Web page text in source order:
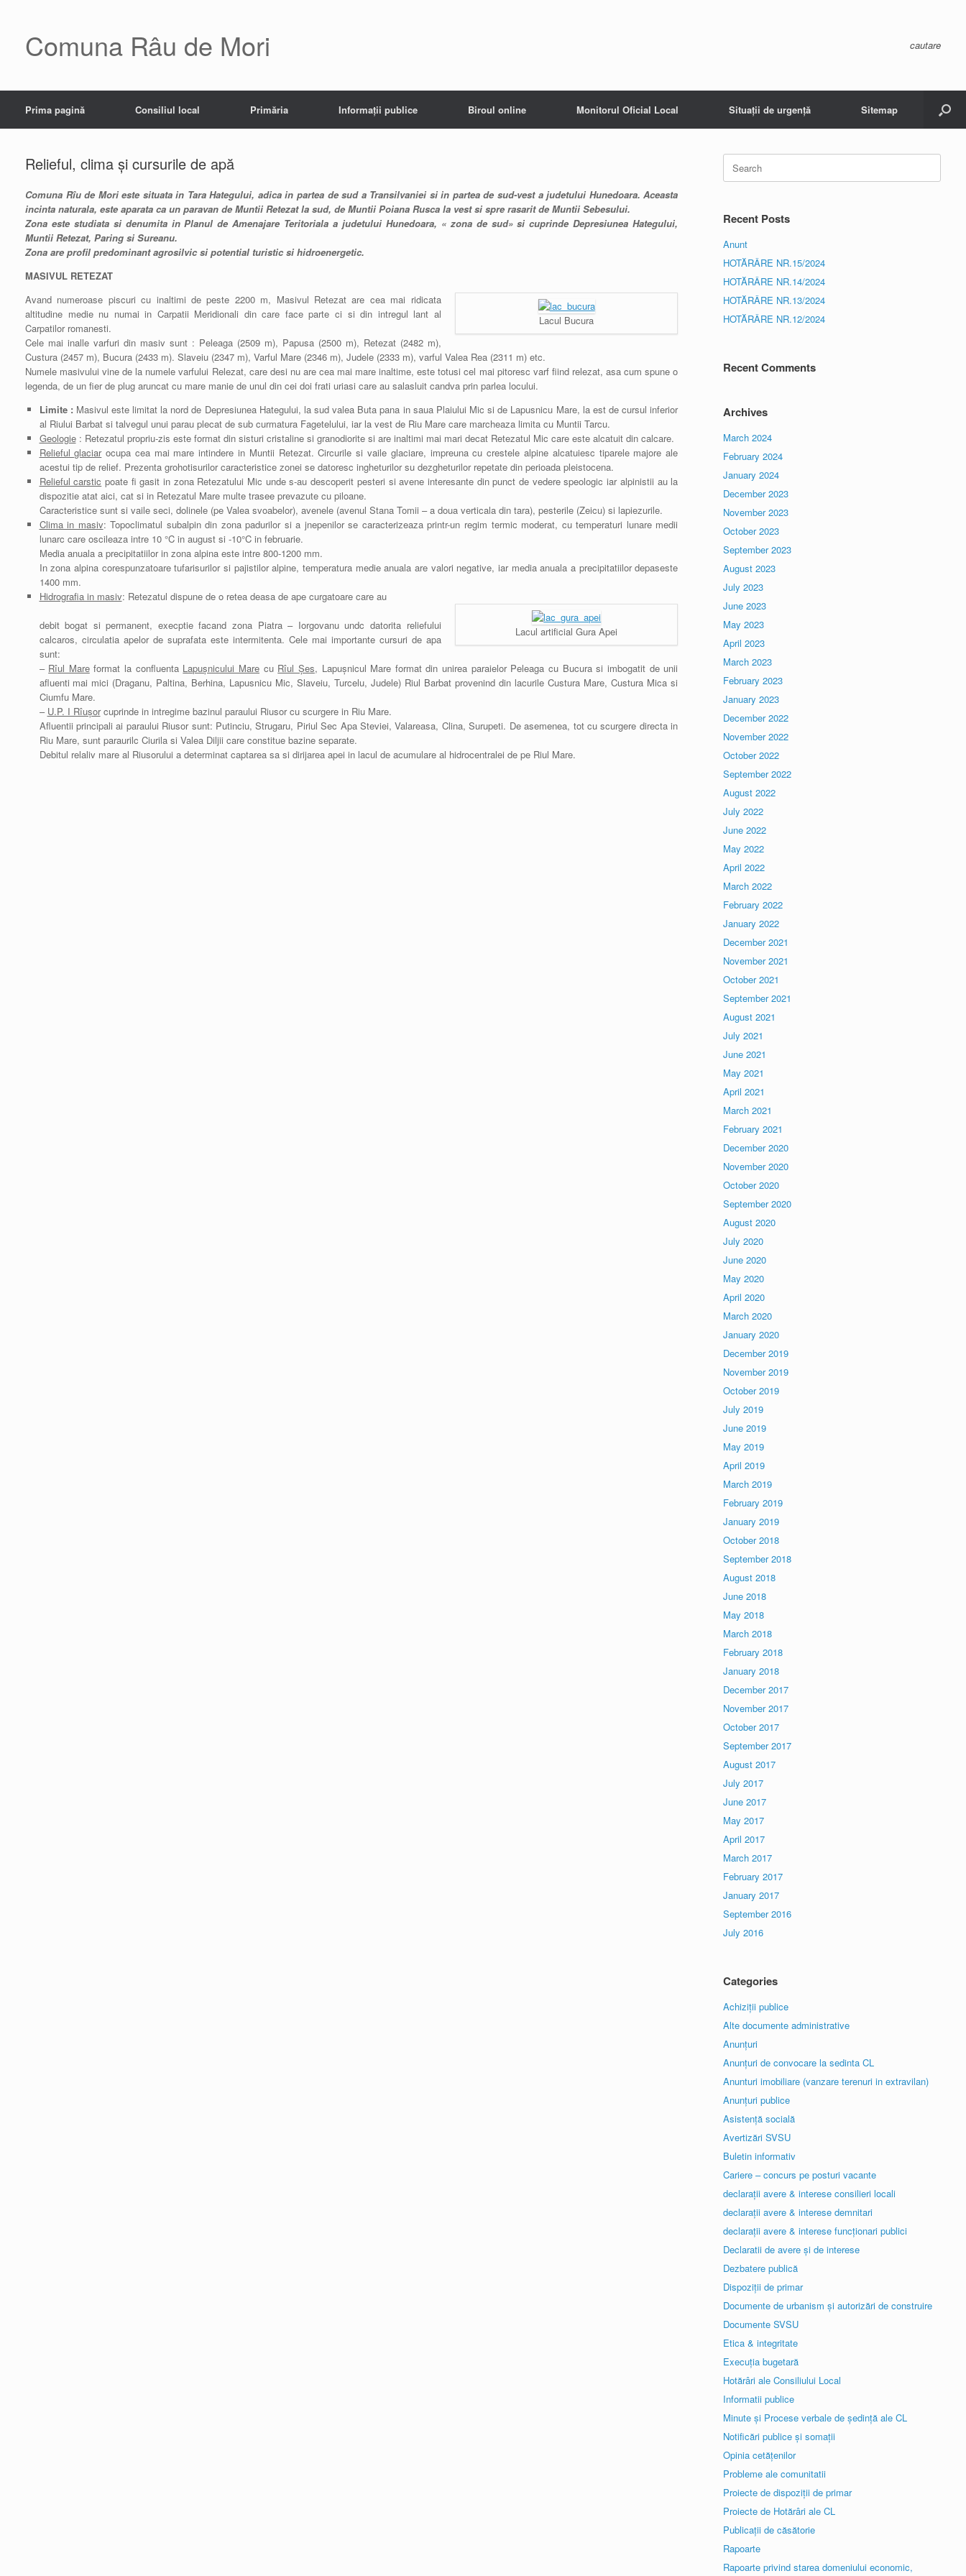
Comuna Râu de Mori cautare
Prima pagină Consiliul local Primăria Informații publice Biroul online Monitorul Oficial Local Situații de urgență Sitemap
Relieful, clima și cursurile de apă
Comuna Rîu de Mori este situata in Tara Hategului, adica in partea de sud a Transilvaniei si in partea de sud-vest a judetului Hunedoara. Aceasta
incinta naturala, este aparata ca un paravan de Muntii Retezat la sud, de Muntii Poiana Rusca la vest si spre rasarit de Muntii Sebesului.
Zona este studiata si denumita in Planul de Amenajare Teritoriala a judetului Hunedoara, « zona de sud» si cuprinde Depresiunea Hategului,
Muntii Retezat, Paring si Sureanu.
Zona are profil predominant agrosilvic si potential turistic si hidroenergetic.
MASIVUL RETEZAT
Lacul Bucura
Avand numeroase piscuri cu inaltimi de peste 2200 m, Masivul Retezat are cea mai ridicata
altitudine medie nu numai in Carpatii Meridionali din care face parte ci si din intregul lant al
Carpatilor romanesti.
Cele mai inalle varfuri din masiv sunt : Peleaga (2509 m), Papusa (2500 m), Retezat (2482 m),
Custura (2457 m), Bucura (2433 m). Slaveiu (2347 m), Varful Mare (2346 m), Judele (2333 m), varful Valea Rea (2311 m) etc.
Numele masivului vine de la numele varfului Relezat, care desi nu are cea mai mare inaltime, este totusi cel mai pitoresc varf fiind relezat, asa cum spune o
legenda, de un fier de plug aruncat cu mare manie de unul din cei doi frati uriasi care au salasluit candva prin parlea locului.
Limite : Masivul este limitat la nord de Depresiunea Hategului, la sud valea Buta pana in saua Plaiului Mic si de Lapusnicu Mare, la est de cursul inferior
al Riului Barbat si talvegul unui parau plecat de sub curmatura Fagetelului, iar la vest de Riu Mare care marcheaza limita cu Muntii Tarcu.
Geologie: Retezatul propriu-zis este format din sisturi cristaline si granodiorite si are inaltimi mai mari decat Retezatul Mic care este alcatuit din calcare.
Relieful glaciarocupa cea mai mare intindere in Muntii Retezat. Circurile si vaile glaciare, impreuna cu crestele alpine alcatuiesc tiparele majore ale
acestui tip de relief. Prezenta grohotisurilor caracteristice zonei se datoresc ingheturilor su dezgheturilor repetate din perioada pleistocena.
Relieful carstic poate fi gasit in zona Retezatului Mic unde s-au descoperit pesteri si avene interesante din punct de vedere speologic iar alpinistii au la
dispozitie atat aici, cat si in Retezatul Mare multe trasee prevazute cu piloane.
Caracteristice sunt si vaile seci, dolinele (pe Valea svoabelor), avenele (avenul Stana Tomii – a doua verticala din tara), pesterile (Zeicu) si lapiezurile.
Clima in masiv: Topoclimatul subalpin din zona padurilor si a jnepenilor se caracterizeaza printr-un regim termic moderat, cu temperaturi lunare medii
lunarc care oscileaza intre 10 °C in august si -10°C in februarie.
Media anuala a precipitatiilor in zona alpina este intre 800-1200 mm.
In zona alpina corespunzatoare tufarisurilor si pajistilor alpine, temperatura medie anuala are valori negative, iar media anuala a precipitatiilor depaseste
1400 mm.
Hidrografia in masiv: Retezatul dispune de o retea deasa de ape curgatoare care au
Lacul artificial Gura Apei
debit bogat si permanent, execptie facand zona Piatra – Iorgovanu undc datorita reliefului
calcaros, circulatia apelor de suprafata este intermitenta. Cele mai importante cursuri de apa
sunt:
– Rîul Mareformat la confluenta Lapușnicului Marecu Rîul Șes, Lapușnicul Mare format din unirea paraielor Peleaga cu Bucura si imbogatit de unii
afluenti mai mici (Draganu, Paltina, Berhina, Lapusnicu Mic, Slaveiu, Turcelu, Judele) Riul Barbat provenind din lacurile Custura Mare, Custura Mica si
Ciumfu Mare.
– U.P. I Rîușorcuprinde in intregime bazinul paraului Riusor cu scurgere in Riu Mare.
Afluentii principali ai paraului Riusor sunt: Putinciu, Strugaru, Piriul Sec Apa Steviei, Valareasa, Clina, Surupeti. De asemenea, tot cu scurgere directa in
Riu Mare, sunt paraurilc Ciurila si Valea Diljii care constitue bazine separate.
Debitul relaliv mare al Riusorului a determinat captarea sa si dirijarea apei in lacul de acumulare al hidrocentralei de pe Riul Mare.
Search
for:
Recent Posts
Anunt
HOTĂRÂRE NR.15/2024
HOTĂRÂRE NR.14/2024
HOTĂRÂRE NR.13/2024
HOTĂRÂRE NR.12/2024
Recent Comments
Archives
March 2024
February 2024
January 2024
December 2023
November 2023
October 2023
September 2023
August 2023
July 2023
June 2023
May 2023
April 2023
March 2023
February 2023
January 2023
December 2022
November 2022
October 2022
September 2022
August 2022
July 2022
June 2022
May 2022
April 2022
March 2022
February 2022
January 2022
December 2021
November 2021
October 2021
September 2021
August 2021
July 2021
June 2021
May 2021
April 2021
March 2021
February 2021
December 2020
November 2020
October 2020
September 2020
August 2020
July 2020
June 2020
May 2020
April 2020
March 2020
January 2020
December 2019
November 2019
October 2019
July 2019
June 2019
May 2019
April 2019
March 2019
February 2019
January 2019
October 2018
September 2018
August 2018
June 2018
May 2018
March 2018
February 2018
January 2018
December 2017
November 2017
October 2017
September 2017
August 2017
July 2017
June 2017
May 2017
April 2017
March 2017
February 2017
January 2017
September 2016
July 2016
Categories
Achiziții publice
Alte documente administrative
Anunțuri
Anunțuri de convocare la sedinta CL
Anunturi imobiliare (vanzare terenuri in extravilan)
Anunțuri publice
Asistență socială
Avertizări SVSU
Buletin informativ
Cariere – concurs pe posturi vacante
declarații avere & interese consilieri locali
declarații avere & interese demnitari
declarații avere & interese funcționari publici
Declaratii de avere și de interese
Dezbatere publică
Dispoziții de primar
Documente de urbanism și autorizări de construire
Documente SVSU
Etica & integritate
Execuția bugetară
Hotărâri ale Consiliului Local
Informatii publice
Minute și Procese verbale de ședință ale CL
Notificări publice și somații
Opinia cetățenilor
Probleme ale comunitatii
Proiecte de dispoziții de primar
Proiecte de Hotărâri ale CL
Publicații de căsătorie
Rapoarte
Rapoarte privind starea domeniului economic,